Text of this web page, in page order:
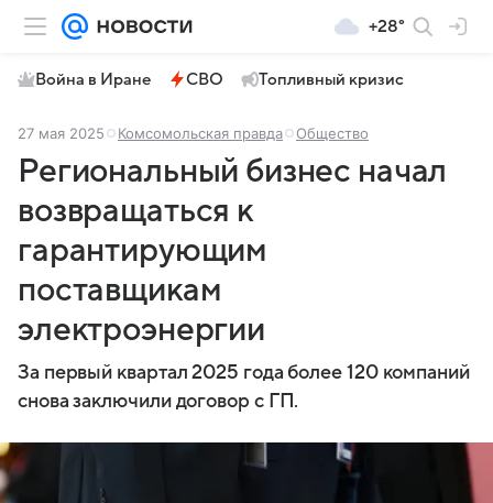
+28°
Война в Иране СВО Топливный кризис
27 мая 2025 Комсомольская правда Общество
Региональный бизнес начал
возвращаться к
гарантирующим
поставщикам
электроэнергии
За первый квартал 2025 года более 120 компаний
снова заключили договор с ГП.